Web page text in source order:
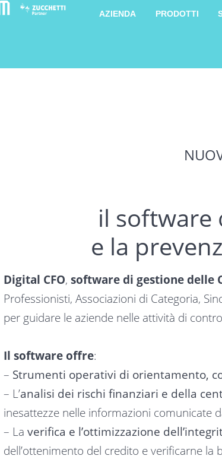
AZIENDA PRODOTTI
il software
e la
Digital CFO, software di gestione delle
Professionisti, Associazioni di Categoria,
per guidare le aziende nelle attività di
Il software offre:
– Strumenti operativi di orientamento,
– L’analisi dei rischi finanziari e della
inesattezze nelle informazioni comunicate
– La verifica e l’ottimizzazione
dell’ottenimento del credito e verificarne